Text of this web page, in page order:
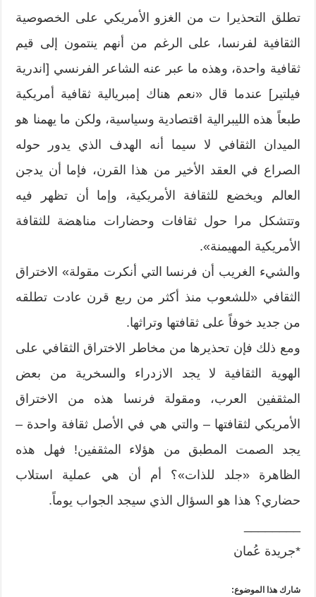
تطلق التحذيرا ت من الغزو الأمريكي على الخصوصية
الثقافية لفرنسا، على الرغم من أنهم ينتمون إلى قيم
ثقافية واحدة، وهذه ما عبر عنه الشاعر الفرنسي [اندرية
فيلتير] عندما قال «نعم هناك إمبريالية ثقافية أمريكية
طبعاً هذه الليبرالية اقتصادية وسياسية، ولكن ما يهمنا هو
الميدان الثقافي لا سيما أنه الهدف الذي يدور حوله
الصراع في العقد الأخير من هذا القرن، فإما أن يدجن
العالم ويخضع للثقافة الأمريكية، وإما أن تظهر فيه
وتتشكل مرا حول ثقافات وحضارات مناهضة للثقافة
الأمريكية المهيمنة».
والشيء الغريب أن فرنسا التي أنكرت مقولة» الاختراق
الثقافي «للشعوب منذ أكثر من ربع قرن عادت تطلقه
من جديد خوفاً على ثقافتها وتراثها.
ومع ذلك فإن تحذيرها من مخاطر الاختراق الثقافي على
الهوية الثقافية لا يجد الازدراء والسخرية من بعض
المثقفين العرب، ومقولة فرنسا هذه من الاختراق
الأمريكي لثقافتها – والتي هي في الأصل ثقافة واحدة –
يجد الصمت المطبق من هؤلاء المثقفين! فهل هذه
الظاهرة «جلد للذات»؟ أم أن هي عملية استلاب
حضاري؟ هذا هو السؤال الذي سيجد الجواب يوماً.
*جريدة عُمان
شارك هذا الموضوع: